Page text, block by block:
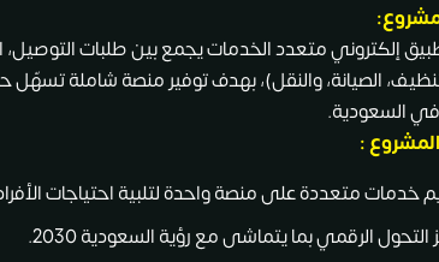
إلكتروني متعدد الخدمات يجمع بين طلبات التوصيل،
الصيانة، والنقل)، بهدف توفير منصة شاملة تسهّل
في السعودية.
:
خدمات متعددة على منصة واحدة لتلبية احتياجات
التحول الرقمي بما يتماشى مع رؤية السعودية 2030.